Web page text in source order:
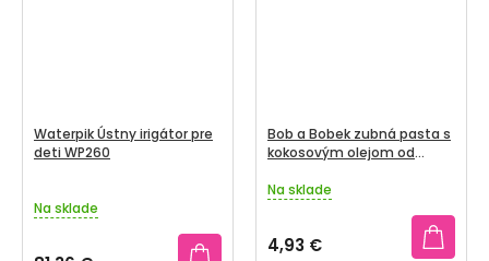
Waterpik Ústny irigátor pre
deti WP260
Na sklade
Bob a Bobek zubná pasta s
kokosovým olejom od
Priemerné
produktu
je
Na sklade
4,93 €